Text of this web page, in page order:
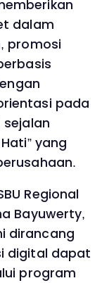
dalam
promosi
pada
sejalan
yang
Regional
Bayuwerty,
dirancang
digital dapat
program